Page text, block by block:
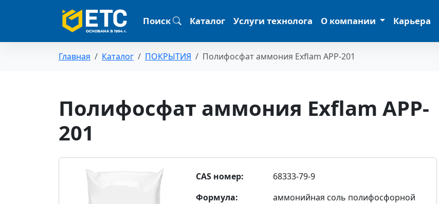
Поиск Каталог Услуги технолога О компании Карьера
Главная Каталог ПОКРЫТИЯ Полифосфат аммония Exflam APP-201
Полифосфат аммония Exflam APP-
201
CAS номер:
68333-79-9
Формула:
аммонийная соль полифосфорной